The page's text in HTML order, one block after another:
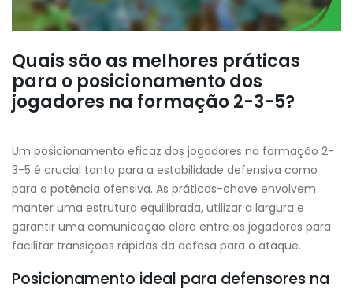
Quais são as melhores práticas
para o posicionamento dos
jogadores na formação 2-3-5?
Um posicionamento eficaz dos jogadores na formação 2-
3-5 é crucial tanto para a estabilidade defensiva como
para a potência ofensiva. As práticas-chave envolvem
manter uma estrutura equilibrada, utilizar a largura e
garantir uma comunicação clara entre os jogadores para
facilitar transições rápidas da defesa para o ataque.
Posicionamento ideal para defensores na